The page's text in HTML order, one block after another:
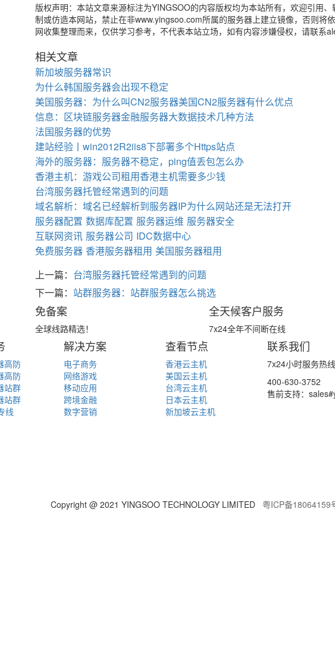
版权声明：本站文章来源标注为YINGSOO的内容版权均为本站所有，欢迎引用
制或仿造本网站，禁止在非www.yingsoo.com所属的服务器上建立镜像，否则将
网收集整理而来，仅供学习参考，不代表本站立场，如有内容涉嫌侵权，请联系
相关文章
新加坡服务器常识
为什么韩国服务器会出现不稳定
美国服务器：为什么叫CN2服务器美国CN2服务器有什么优点
信息：区块链服务器金融服务器大数据技术几种方法
法国服务器的优势
建站经验丨win2012R2iis8下部署多个Https站点
海外的服务器：服务器不稳定，ping值丢包怎么办
香港主机：游戏公司租用香港主机需要多少钱
台湾服务器托管经常遇到的问题
域名解析：域名已经解析到服务器IP为什么网站还是无法打开
服务器配置 数据库配置 服务器运维 服务器安全
互联网资讯 服务器公司 IDC数据中心
免费服务器 香港服务器租用 美国服务器租用
上一篇： 台湾服务器托管经常遇到的问题
下一篇： 站群服务器：站群服务器怎么挑选
免备案
全球线路精选！
全天候客户服务
7x24全年不间断在线
高防
高防
站群
站群
线
解决方案
电子商务
网络游戏
移动应用
跨境金融
数字营销
查看节点
香港云主机
美国云主机
台湾云主机
日本云主机
新加坡云主机
联系我们
7x24小时服务热线
400-630-3752
售前支持：
Copyright @ 2021 YINGSOO TECHNOLOGY LIMITED 粤ICP备18064159